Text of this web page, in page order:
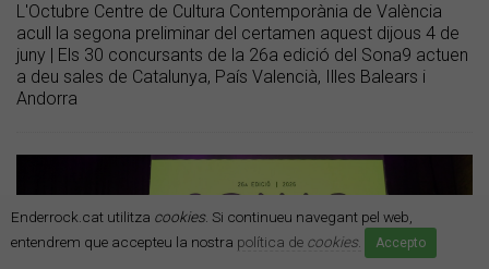
Enderrock.cat utilitza cookies. Si continueu navegant pel web,
entendrem que accepteu la nostra política de cookies. Accepto
L'Octubre Centre de Cultura Contemporània de València
acull la segona preliminar del certamen aquest dijous 4 de
juny | Els 30 concursants de la 26a edició del Sona9 actuen
a deu sales de Catalunya, País Valencià, Illes Balears i
Andorra